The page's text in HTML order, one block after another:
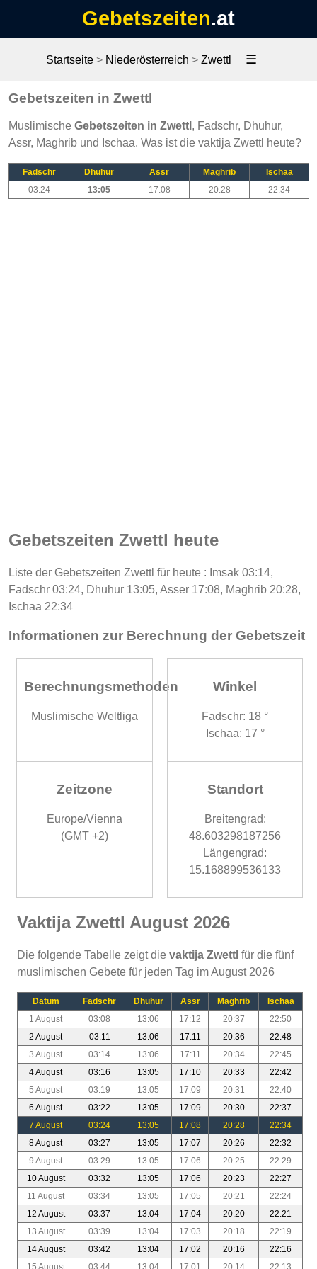
Gebetszeiten.at
Startseite > Niederösterreich > Zwettl ☰
Gebetszeiten in Zwettl
Muslimische Gebetszeiten in Zwettl , Fadschr, Dhuhur,
Assr, Maghrib und Ischaa. Was ist die vaktija Zwettl heute?
Fadschr Dhuhur Assr Maghrib
Ischaa
03:24
13:05 17:08 20:28 22:34
Gebetszeiten Zwettl heute
Liste der Gebetszeiten Zwettl für heute : Imsak 03:14,
Fadschr 03:24, Dhuhur 13:05, Asser 17:08, Maghrib 20:28,
Ischaa 22:34
Informationen zur Berechnung der Gebetszeit
Berechnungsmethoden
Muslimische Weltliga
Winkel
Fadschr: 18 °
Ischaa: 17 °
Zeitzone
Europe/Vienna
(GMT +2)
Standort
Breitengrad:
48.603298187256
Längengrad:
15.168899536133
Vaktija Zwettl August 2026
Die folgende Tabelle zeigt die vaktija Zwettl für die fünf
muslimischen Gebete für jeden Tag im August 2026
Datum Fadschr Dhuhur Assr Maghrib
Ischaa
1 August
03:08 13:06 17:12 20:37
22:50
2 August
03:11 13:06 17:11 20:36
22:48
3 August
03:14 13:06 17:11 20:34
22:45
4 August
03:16 13:05 17:10 20:33
22:42
5 August
03:19 13:05 17:09 20:31
22:40
6 August
03:22 13:05 17:09 20:30
22:37
7 August
03:24 13:05 17:08 20:28
22:34
8 August
03:27 13:05 17:07 20:26
22:32
9 August
03:29 13:05 17:06 20:25
22:29
10 August
03:32 13:05 17:06 20:23
22:27
11 August
03:34 13:05 17:05 20:21
22:24
12 August
03:37 13:04 17:04 20:20
22:21
13 August
03:39 13:04 17:03 20:18
22:19
14 August
03:42 13:04 17:02 20:16
22:16
15 August
03:44 13:04 17:01 20:14 22:13